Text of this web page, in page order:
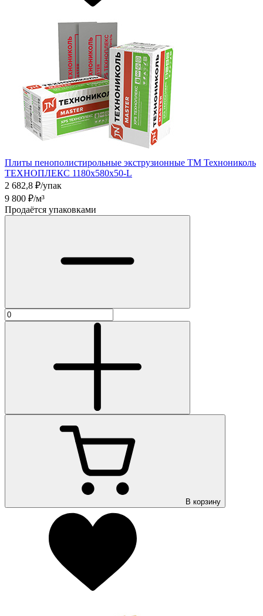
Плиты пенополистирольные экструзионные ТМ Технониколь
ТЕХНОПЛЕКС 1180х580х50-L
2 682,8 ₽/упак
9 800 ₽/м³
Продаётся упаковками
В корзину